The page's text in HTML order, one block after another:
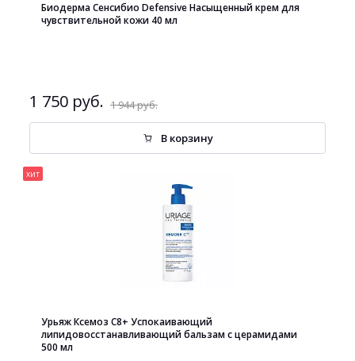
Биодерма Сенсибио Defensive Насыщенный крем для
чувствительной кожи 40 мл
1 750 руб. 1 944 руб.
В корзину
хит
Урьяж Ксемоз С8+ Успокаивающий
липидовосстанавливающий бальзам с церамидами
500 мл